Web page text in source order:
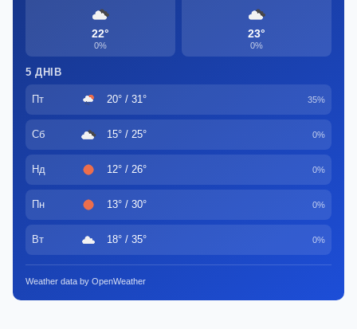
22°
0%
23°
0%
5 ДНІВ
Пт 20° / 31° 35%
Сб 15° / 25° 0%
Нд 12° / 26° 0%
Пн 13° / 30° 0%
Вт 18° / 35° 0%
Weather data by OpenWeather